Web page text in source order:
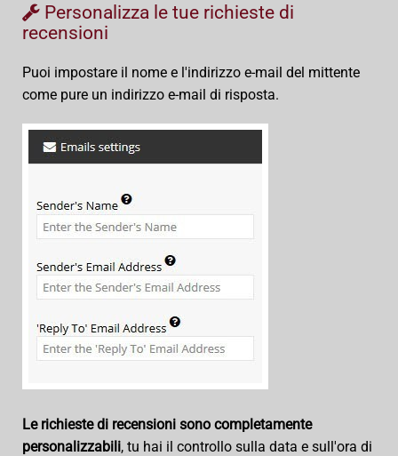
Personalizza le tue richieste di
recensioni
Puoi impostare il nome e l'indirizzo e-mail del mittente
come pure un indirizzo e-mail di risposta.
Le richieste di recensioni sono completamente
personalizzabili, tu hai il controllo sulla data e sull'ora di